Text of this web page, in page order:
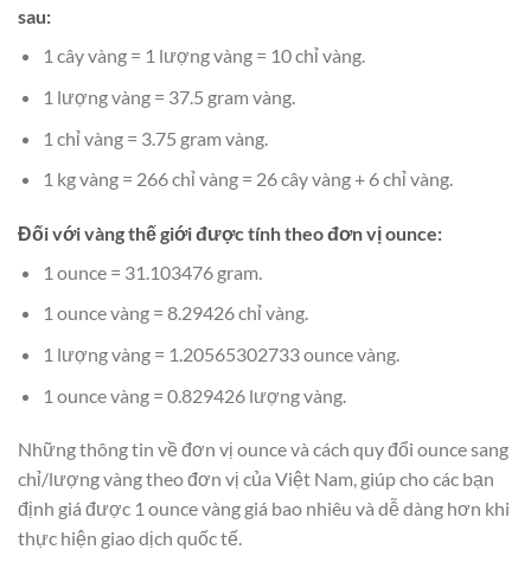
sau:
1 cây vàng = 1 lượng vàng = 10 chỉ vàng.
1 lượng vàng = 37.5 gram vàng.
1 chỉ vàng = 3.75 gram vàng.
1 kg vàng = 266 chỉ vàng = 26 cây vàng + 6 chỉ vàng.
Đối với vàng thế giới được tính theo đơn vị ounce:
1 ounce = 31.103476 gram.
1 ounce vàng = 8.29426 chỉ vàng.
1 lượng vàng = 1.20565302733 ounce vàng.
1 ounce vàng = 0.829426 lượng vàng.
Những thông tin về đơn vị ounce và cách quy đổi ounce sang
chỉ/lượng vàng theo đơn vị của Việt Nam, giúp cho các bạn
định giá được 1 ounce vàng giá bao nhiêu và dễ dàng hơn khi
thực hiện giao dịch quốc tế.